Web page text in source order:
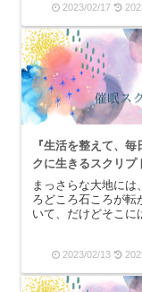
きになってレインボ
――を買ってもらい
た。漫画の中の世界
見たことがない、憧
べ物でしたね。そし
れを買ってもらった
も...
2023/02/17
『生活を整えて、毎
クに生きるスクリプ
まっさらな大地には
ろどころ石ころが転
いて、だけどそこに
面が自分の足元から
方まで続いている。
カラスが鳴く声が聞
2023/02/13